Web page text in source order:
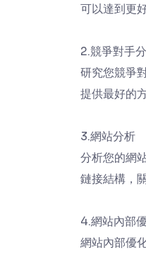
可以達到更
2.競爭對手
研究您競爭
提供最好的
3.網站分析
分析您的網
鏈接結構，
4.網站內部
網站內部優